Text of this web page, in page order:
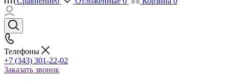
Телефоны
+7 (343) 301-22-02
Заказать звонок